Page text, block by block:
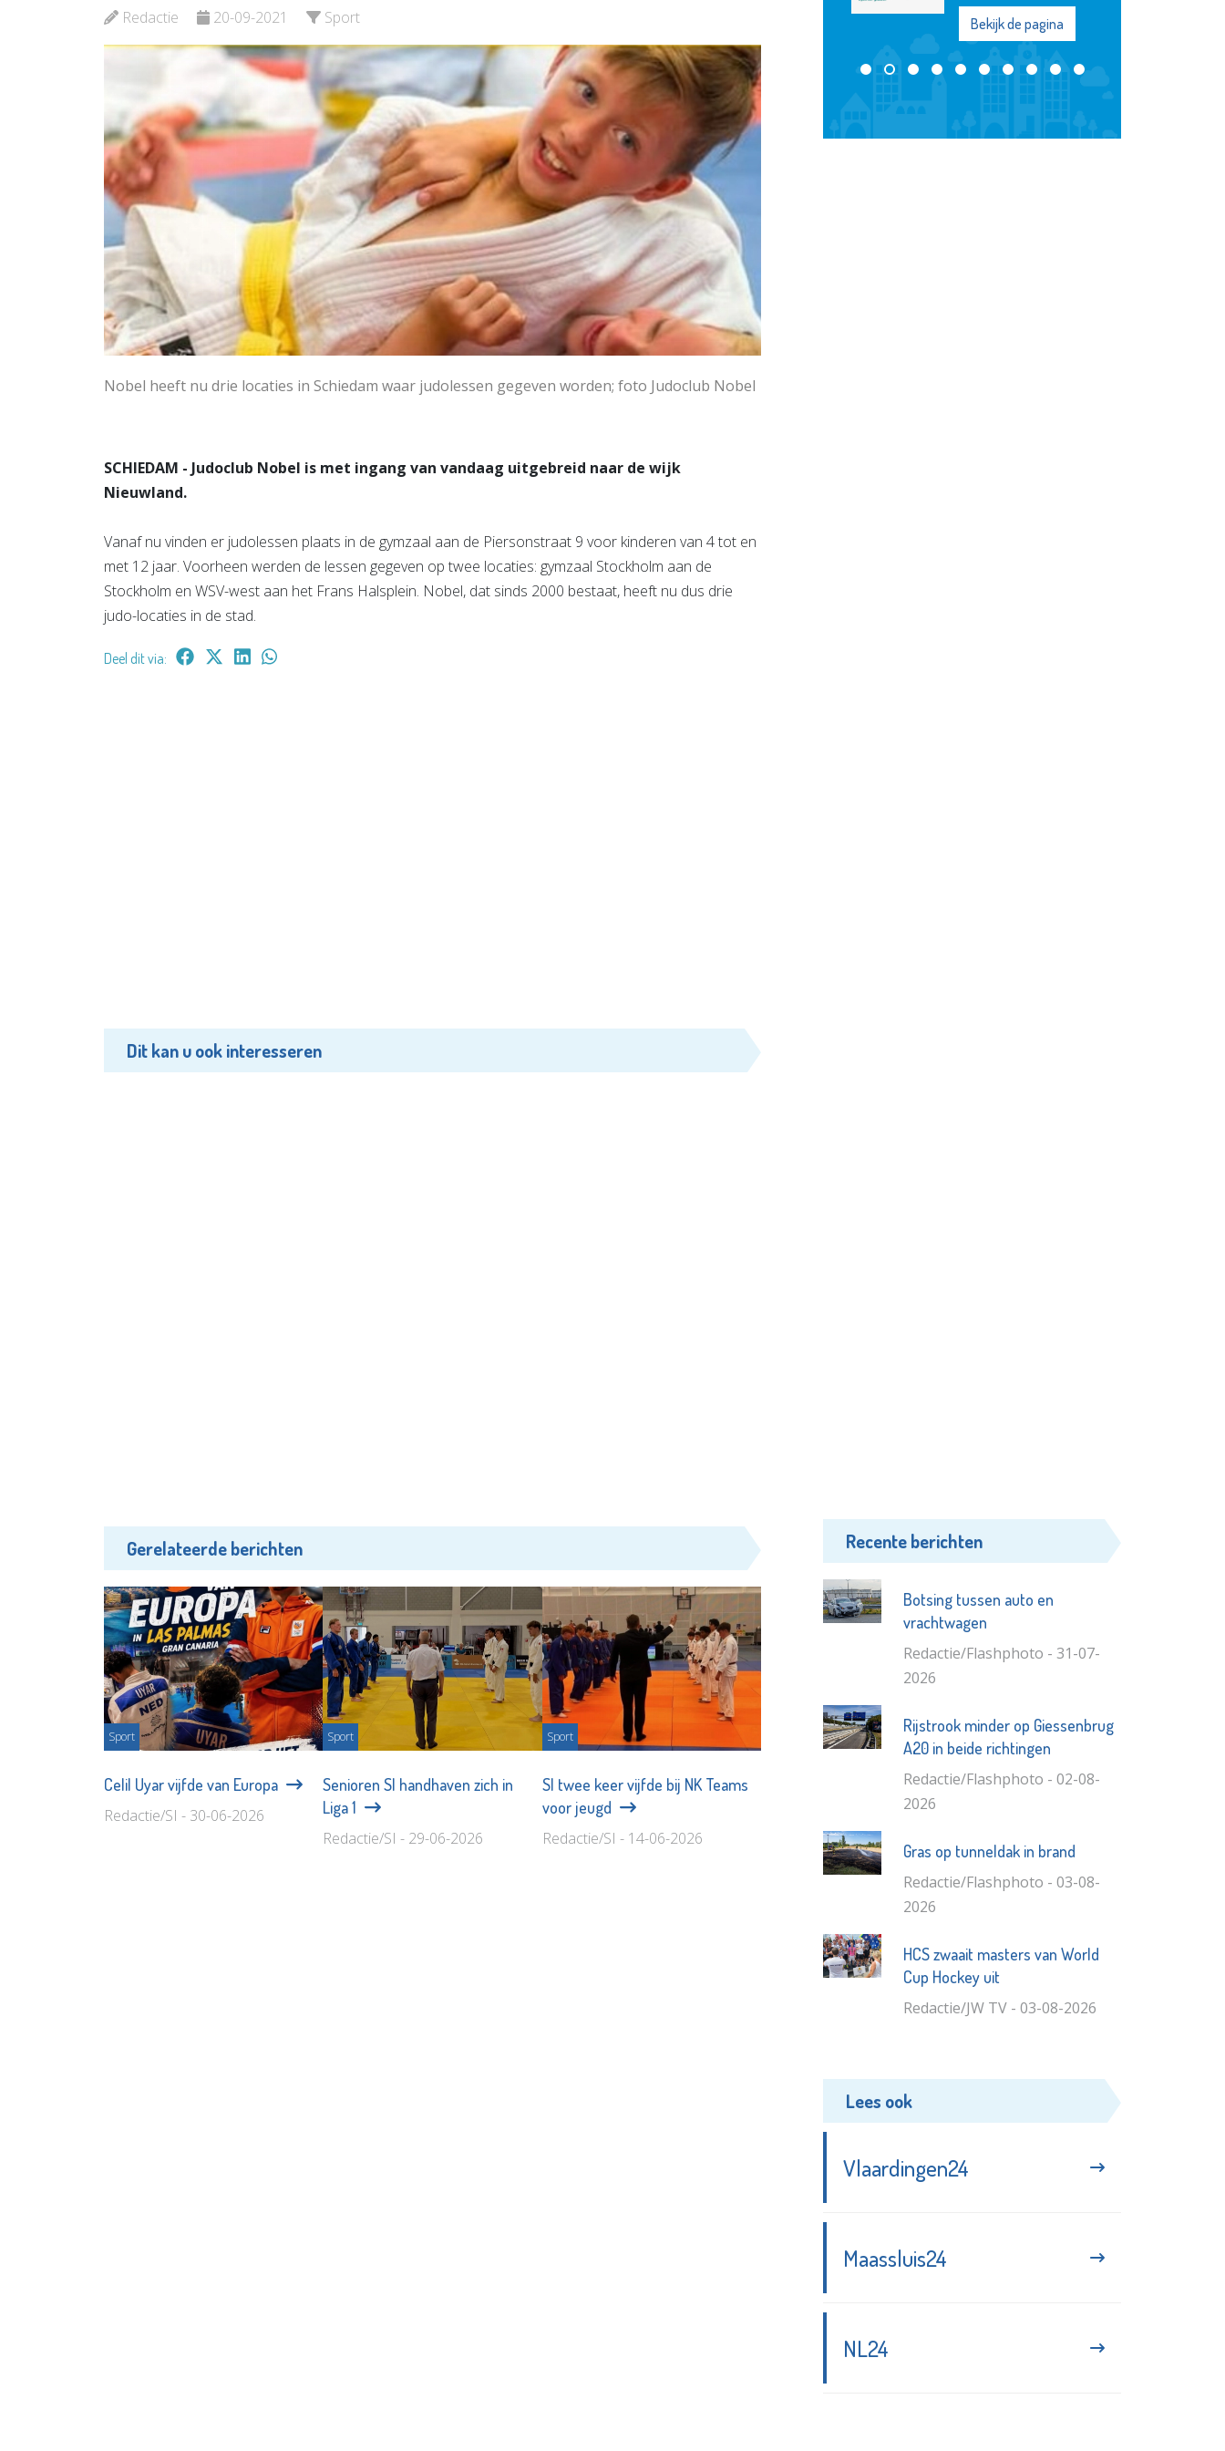
Redactie 20-09-2021 Sport
Nobel heeft nu drie locaties in Schiedam waar judolessen gegeven worden; foto Judoclub Nobel
SCHIEDAM - Judoclub Nobel is met ingang van vandaag uitgebreid naar de wijk
Nieuwland.
Vanaf nu vinden er judolessen plaats in de gymzaal aan de Piersonstraat 9 voor kinderen van 4 tot en
met 12 jaar. Voorheen werden de lessen gegeven op twee locaties: gymzaal Stockholm aan de
Stockholm en WSV-west aan het Frans Halsplein. Nobel, dat sinds 2000 bestaat, heeft nu dus drie
judo-locaties in de stad.
Deel dit via:
Dit kan u ook interesseren
Gerelateerde berichten
Sport
Celil Uyar vijfde van Europa
Redactie/SI - 30-06-2026
Sport
Senioren SI handhaven zich in
Liga 1
Redactie/SI - 29-06-2026
Sport
SI twee keer vijfde bij NK Teams
voor jeugd
Redactie/SI - 14-06-2026
Schiedam
Bekijk de pagina
Bekijk de pagina
Recente berichten
Botsing tussen auto en
vrachtwagen
Redactie/Flashphoto - 31-07-
2026
Rijstrook minder op Giessenbrug
A20 in beide richtingen
Redactie/Flashphoto - 02-08-
2026
Gras op tunneldak in brand
Redactie/Flashphoto - 03-08-
2026
HCS zwaait masters van World
Cup Hockey uit
Redactie/JW TV - 03-08-2026
Lees ook
Vlaardingen24
Maassluis24
NL24